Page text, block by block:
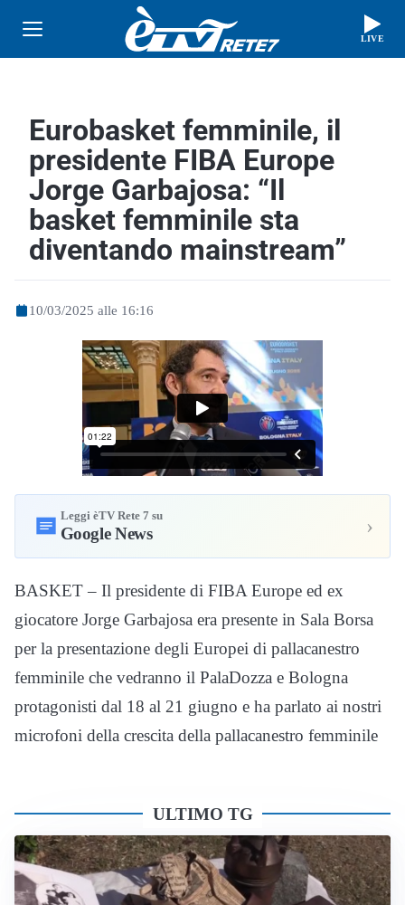
LIVE
Eurobasket femminile, il
presidente FIBA Europe
Jorge Garbajosa: “Il
basket femminile sta
diventando mainstream”
10/03/2025 alle 16:16
Leggi èTV Rete 7 su
Google News ›
BASKET – Il presidente di FIBA Europe ed ex
giocatore Jorge Garbajosa era presente in Sala Borsa
per la presentazione degli Europei di pallacanestro
femminile che vedranno il PalaDozza e Bologna
protagonisti dal 18 al 21 giugno e ha parlato ai nostri
microfoni della crescita della pallacanestro femminile
ULTIMO TG